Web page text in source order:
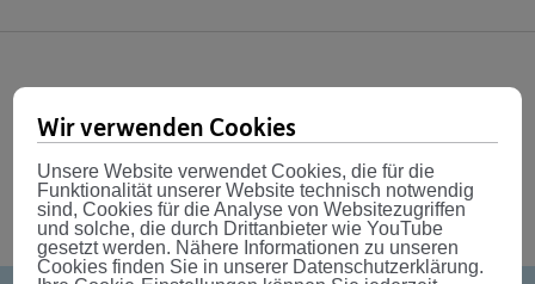
Wir verwenden Cookies
Unsere Website verwendet Cookies, die für die
Funktionalität unserer Website technisch notwendig
sind, Cookies für die Analyse von Websitezugriffen
und solche, die durch Drittanbieter wie YouTube
gesetzt werden. Nähere Informationen zu unseren
Cookies finden Sie in unserer Datenschutzerklärung.